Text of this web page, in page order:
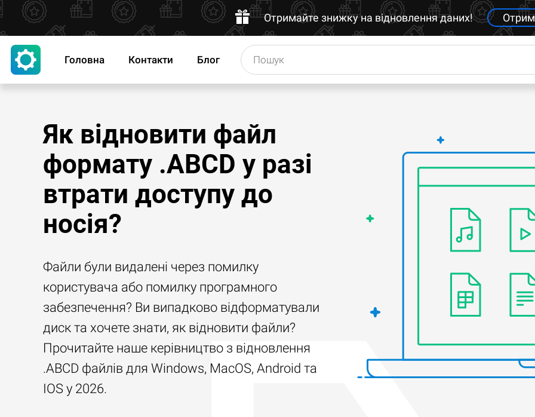
Отримайте знижку на відновлення даних!
Головна Контакти Блог
Як відновити файл
формату .ABCD у разі
втрати доступу до
носія?
Файли були видалені через помилку
користувача або помилку програмного
забезпечення? Ви випадково відформатували
диск та хочете знати, як відновити файли?
Прочитайте наше керівництво з відновлення
.ABCD файлів для Windows, MacOS, Android та
IOS у 2026.